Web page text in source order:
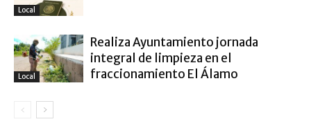
Local
Local
Realiza Ayuntamiento jornada
integral de limpieza en el
fraccionamiento El Álamo